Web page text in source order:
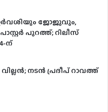
ഉർവശിയും ജോജുവും,
പുറത്ത്; റിലീസ്
ന്
വില്ലൻ; നടൻ പ്രദീപ് റാവത്ത്